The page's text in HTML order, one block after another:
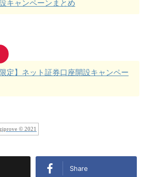
キャンペーンまとめ
限定】ネット証券口座開設キャンペー
© 2021
Share